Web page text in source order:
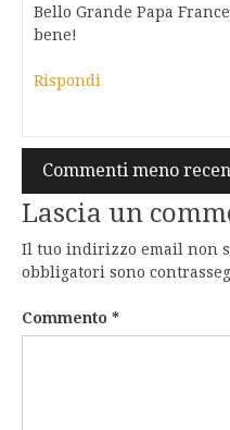
Bello Grande Papa
bene!
Rispondi
Navigazione
commenti
Commenti meno
Lascia un
Il tuo indirizzo email non
obbligatori sono
Commento *